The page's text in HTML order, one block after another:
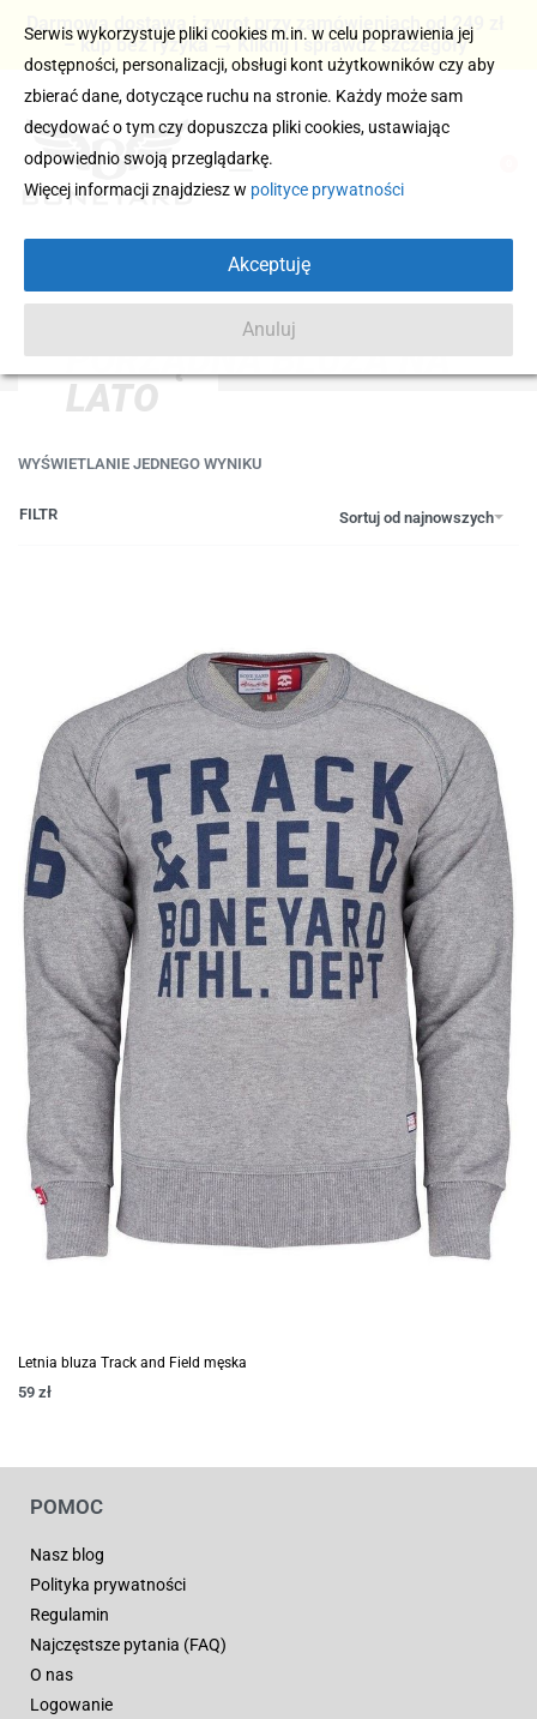
Darmowa dostawa i zwrot przy zamówieniach od 249 zł
– kup bez ryzyka → Kliknij i sprawdź szczegóły
PORZĄDNA BLUZA NA
LATO
WYŚWIETLANIE JEDNEGO WYNIKU
Sortuj od najnowszych
FILTR
Letnia bluza Track and Field męska
59 zł
POMOC
Nasz blog
Polityka prywatności
Regulamin
Najczęstsze pytania (FAQ)
O nas
Logowanie
Serwis wykorzystuje pliki cookies m.in. w celu poprawienia jej
dostępności, personalizacji, obsługi kont użytkowników czy aby
zbierać dane, dotyczące ruchu na stronie. Każdy może sam
decydować o tym czy dopuszcza pliki cookies, ustawiając
odpowiednio swoją przeglądarkę.
Więcej informacji znajdziesz w polityce prywatności
Akceptuję
Anuluj